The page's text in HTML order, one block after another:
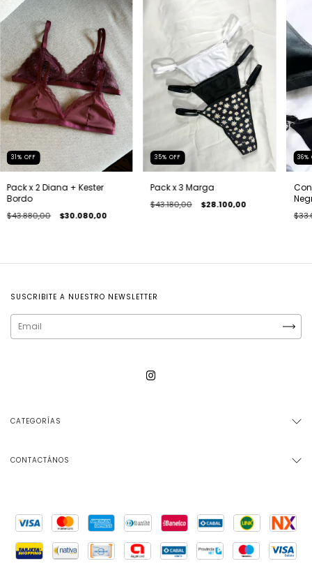
31% OFF
Pack x 2 Diana + Kester
Bordo
$43.880,00 $30.080,00
35% OFF
Pack x 3 Marga
$43.180,00 $28.100,00
36%
SUSCRIBITE A NUESTRO NEWSLETTER
CATEGORÍAS
CONTACTÁNOS